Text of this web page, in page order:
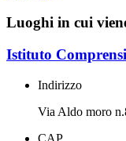
Luoghi in cui
Istituto
Indirizzo
Via Aldo moro
CAP